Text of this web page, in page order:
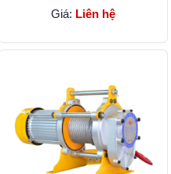
Giá: Liên hệ